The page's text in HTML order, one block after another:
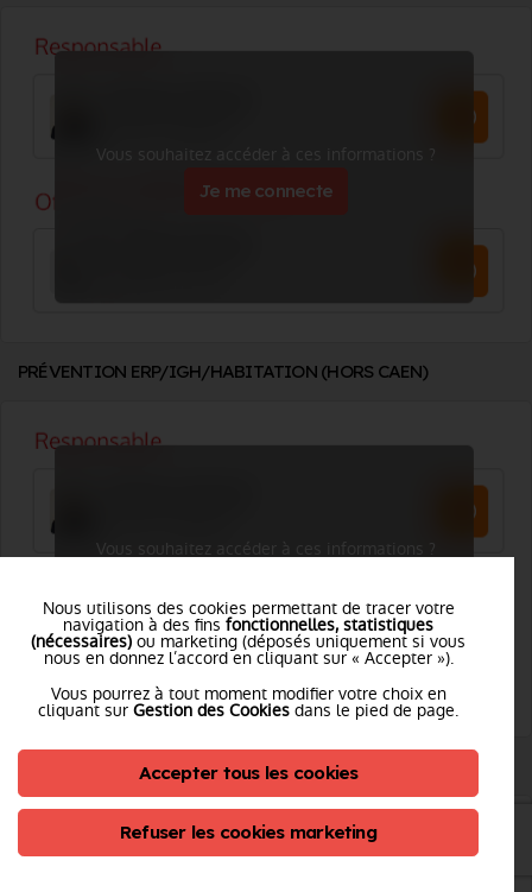
Vous souhaitez accéder à ces informations ?
Je me connecte
PRÉVENTION ERP/IGH/HABITATION (HORS CAEN)
Vous souhaitez accéder à ces informations ?
PLANIFICATION OPÉRATIONNELLE ET PROTECTION
Nous utilisons des cookies permettant de tracer votre
navigation à des fins fonctionnelles, statistiques
(nécessaires) ou marketing (déposés uniquement si vous
nous en donnez l’accord en cliquant sur « Accepter »).
Vous pourrez à tout moment modifier votre choix en
cliquant sur Gestion des Cookies dans le pied de page.
Accepter tous les cookies
Refuser les cookies marketing